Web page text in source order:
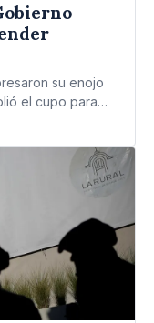
su enojo
el cupo para